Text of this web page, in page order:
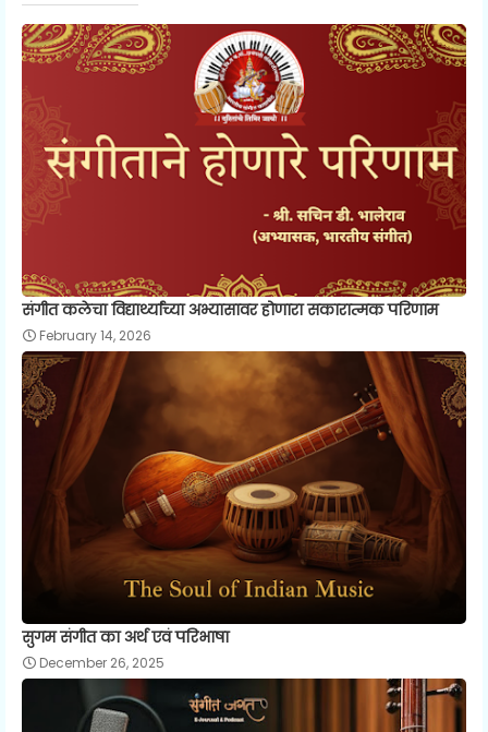
संगीत कलेचा विद्यार्थ्यांच्या अभ्यासावर होणारा सकारात्मक परिणाम
February 14, 2026
सुगम संगीत का अर्थ एवं परिभाषा
December 26, 2025